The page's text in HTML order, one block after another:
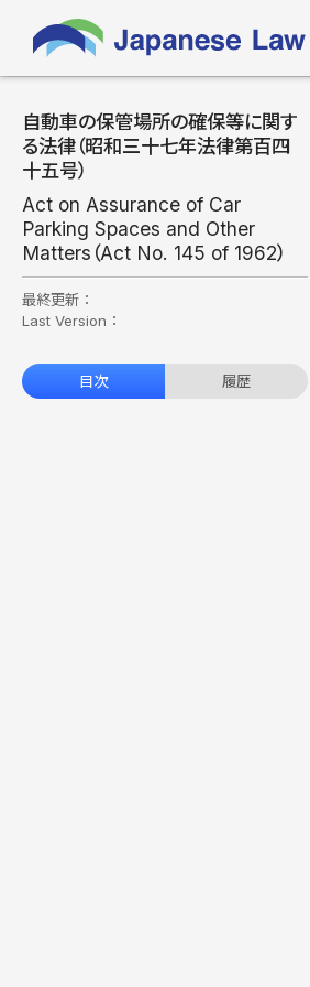
自動車の保管場所の確保等に関す
る法律（昭和三十七年法律第百四
十五号）
Act on Assurance of Car
Parking Spaces and Other
Matters（Act No. 145 of 1962）
最終更新：
Last Version：
目次 履歴